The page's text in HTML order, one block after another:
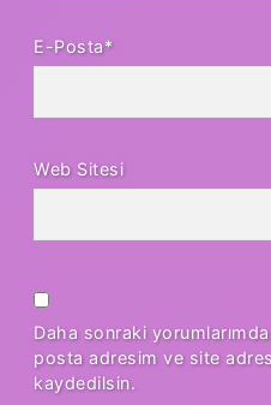
E-Posta*
Web Sitesi
Daha sonraki
posta adresim ve site
kaydedilsin.